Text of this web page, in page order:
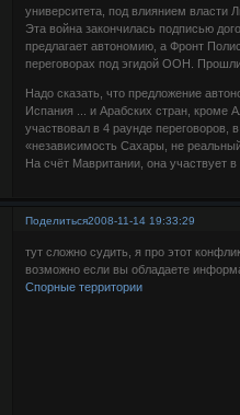
университета, под влиянием власти
Эта война закончилась подписью
предлагает автономию, а Фронт
переговорах под эгидой ООН.
Надо сказать, что предложение
Испания ... и Арабских стран, кроме
участвовал в 4 раунде
«независимость Сахары, не
На счёт Мавритании, она участвует
Поделиться2008-11-14 19:33:29
тут сложно судить, я про этот
возможно если вы обладаете
Спорные территории